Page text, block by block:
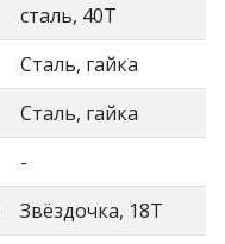
сталь, 40T
Сталь, гайка
Сталь, гайка
-
Звёздочка, 18Т